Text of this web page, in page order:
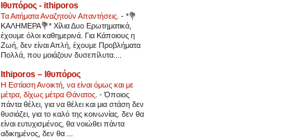
Ιθυπόρος - ithiporos
Τα Αιτήματα Αναζητούν Απαντήσεις. - *💐
ΚΑΛΗΜΕΡΑ💐* Χίλια Δυο Ερωτηματικά,
έχουμε όλοι καθημερινά. Για Κάποιους η
Ζωή, δεν είναι Απλή, έχουμε Προβλήματα
Πολλά, που μοιάζουν δυσεπίλυτα....
Ithiporos – Ιθυπόρος
Η Εστίαση Ανοικτή, να είναι όμως και με
μέτρα, δίχως μέτρα Θάνατος. -Όποιος
πάντα θέλει, για να θέλει και μια στάση δεν
θυσιάζει, για το καλό της κοινωνίας. δεν θα
είναι ευτυχισμένος, θα νοιώθει πάντα
αδικημένος, δεν θα ...